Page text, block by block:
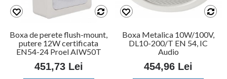
Boxa de perete flush-mount,
putere 12W certificata
EN54-24 Proel AIW50T
451,73 Lei
Boxa Metalica 10W/100V,
DL10-200/T EN 54, IC
Audio
454,96 Lei